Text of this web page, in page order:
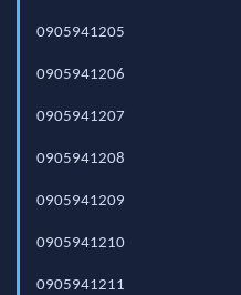
0905941205
0905941206
0905941207
0905941208
0905941209
0905941210
0905941211